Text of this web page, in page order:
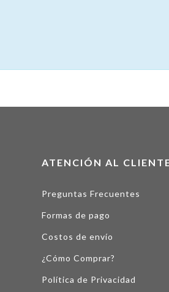
ATENCIÓN AL
Preguntas Frecuentes
Formas de pago
Costos de envío
¿Cómo Comprar?
Política de Privacidad